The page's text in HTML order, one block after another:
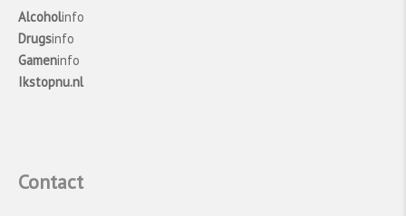
Alcoholinfo
Drugsinfo
Gameninfo
Ikstopnu.nl
Contact